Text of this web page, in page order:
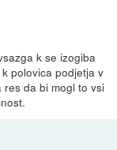
k se izogiba
polovica podjetja v
res da bi mogl to vsi